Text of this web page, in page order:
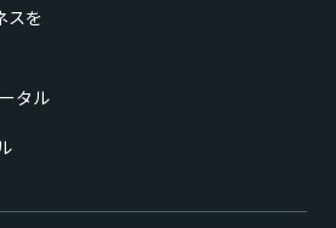
スを
タル